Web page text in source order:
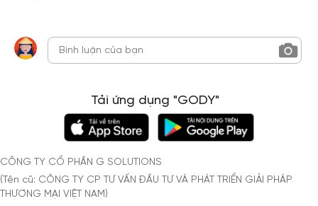
Tải ứng dụng "GODY"
CÔNG TY CỔ PHẦN G SOLUTIONS
(Tên cũ: CÔNG TY CP TƯ VẤN ĐẦU TƯ VÀ PHÁT TRIỂN GIẢI PHÁP
THƯƠNG MẠI VIỆT NAM)